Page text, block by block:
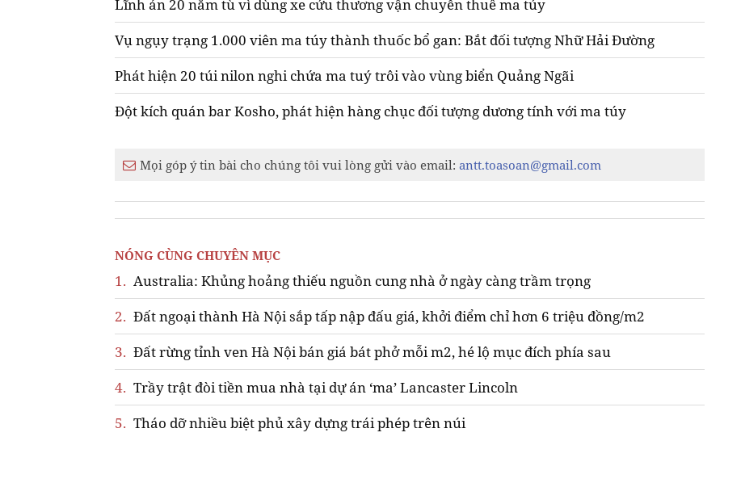
Lĩnh án 20 năm tù vì dùng xe cứu thương vận chuyển thuê ma túy
Vụ ngụy trạng 1.000 viên ma túy thành thuốc bổ gan: Bắt đối tượng Nhữ Hải Đường
Phát hiện 20 túi nilon nghi chứa ma tuý trôi vào vùng biển Quảng Ngãi
Đột kích quán bar Kosho, phát hiện hàng chục đối tượng dương tính với ma túy
Mọi góp ý tin bài cho chúng tôi vui lòng gửi vào email: antt.toasoan@gmail.com
NÓNG CÙNG CHUYÊN MỤC
1. Australia: Khủng hoảng thiếu nguồn cung nhà ở ngày càng trầm trọng
2. Đất ngoại thành Hà Nội sắp tấp nập đấu giá, khởi điểm chỉ hơn 6 triệu đồng/m2
3. Đất rừng tỉnh ven Hà Nội bán giá bát phở mỗi m2, hé lộ mục đích phía sau
4. Trầy trật đòi tiền mua nhà tại dự án ‘ma’ Lancaster Lincoln
5. Tháo dỡ nhiều biệt phủ xây dựng trái phép trên núi